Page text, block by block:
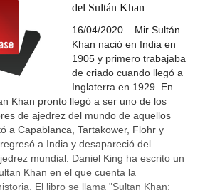
del Sultán Khan
16/04/2020 – Mir Sultán
Khan nació en India en
1905 y primero trabajaba
de criado cuando llegó a
Inglaterra en 1929. En
Khan pronto llegó a ser uno de los
de ajedrez del mundo de aquellos
a Capablanca, Tartakower, Flohr y
a India y desapareció del
mundial. Daniel King ha escrito un
Khan en el que cuenta la
El libro se llama "Sultan Khan: